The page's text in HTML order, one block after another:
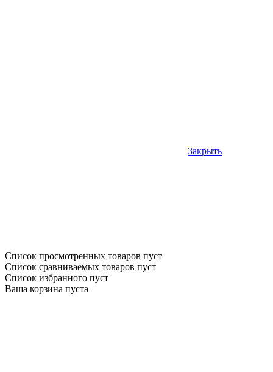
Закрыть
Список просмотренных товаров пуст
Список сравниваемых товаров пуст
Список избранного пуст
Ваша корзина пуста